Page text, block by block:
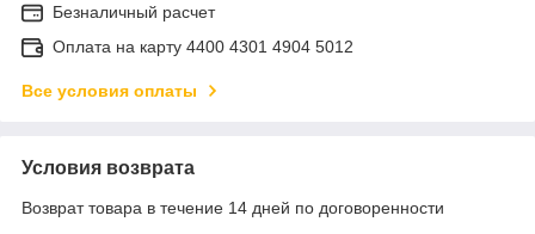
Безналичный расчет
Оплата на карту 4400 4301 4904 5012
Все условия оплаты
Условия возврата
Возврат товара в течение 14 дней по договоренности